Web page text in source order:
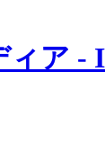
ア -